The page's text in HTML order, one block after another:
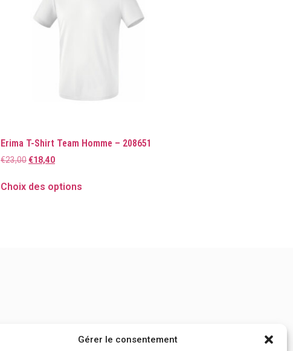
Gérer le consentement
Erima T-Shirt Team Homme – 208651
€23,00€18,40
Choix des options